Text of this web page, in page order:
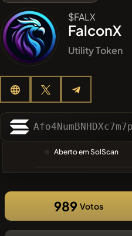
$FALX
FalconX
Utility Token
Aberto em SolScan
989 Votos